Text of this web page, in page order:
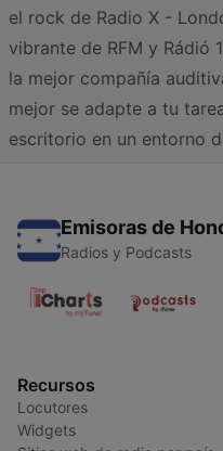
el rock de Radio X -
vibrante de RFM y Rádió
la mejor compañía
mejor se adapte a tu
escritorio en un entorno
Emisoras de
Radios y Podcasts
Recursos
Locutores
Widgets